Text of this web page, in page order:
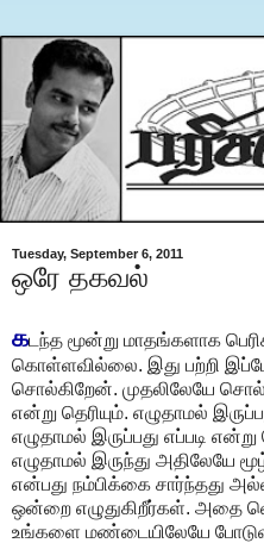
Tuesday, September 6, 2011
ஒரே தகவல்
கடந்த மூன்று மாதங்களாக
கொள்ளவில்லை. இது பற்றி
சொல்கிறேன். முதலிலேயே
என்று தெரியும். எழுதாமல்
எழுதாமல் இருப்பது எப்படி
எழுதாமல் இருந்து அதிலேயே
என்பது நம்பிக்கை சார்ந்தது
ஒன்றை எழுதுகிறீர்கள். அதை
உங்களை மண்டையிலேயே